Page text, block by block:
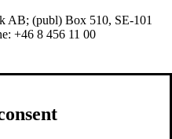
AB; (publ) Box 510, SE-101
+46 8 456 11 00